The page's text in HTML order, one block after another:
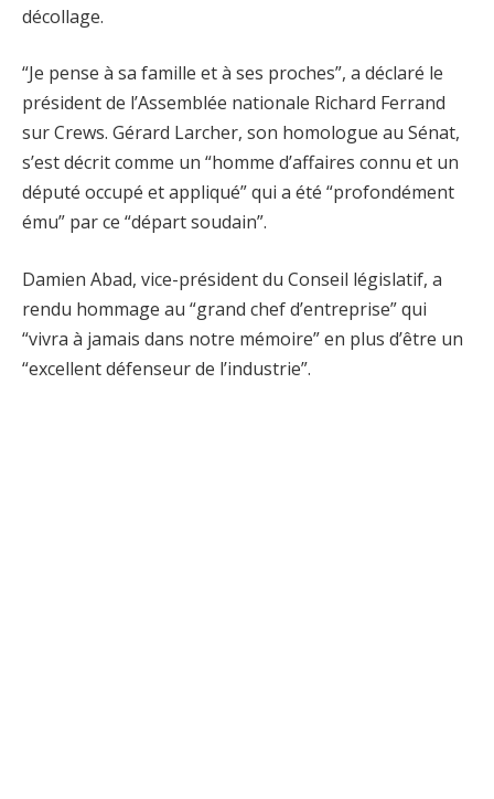
décollage.
“Je pense à sa famille et à ses proches”, a déclaré le
président de l’Assemblée nationale Richard Ferrand
sur Crews. Gérard Larcher, son homologue au Sénat,
s’est décrit comme un “homme d’affaires connu et un
député occupé et appliqué” qui a été “profondément
ému” par ce “départ soudain”.
Damien Abad, vice-président du Conseil législatif, a
rendu hommage au “grand chef d’entreprise” qui
“vivra à jamais dans notre mémoire” en plus d’être un
“excellent défenseur de l’industrie”.